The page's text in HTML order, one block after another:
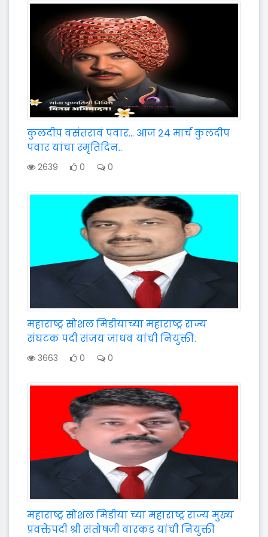
कुलदीप वसंतरावं पवार... आज २४ मार्च कुलदीप
पवार यांचा स्मृतिदिन..
2639 0 0
महाराष्ट्र सोशल मिडीयाच्या महाराष्ट्र राज्य
संघटक पदी संजय जाधव यांची नियुक्ती.
3663 0 0
महाराष्ट्र सोशल मिडीया च्या महाराष्ट्र राज्य मुख्य
प्रवक्तेपदी श्री संतोषजी वारकड यांची नियुक्ती